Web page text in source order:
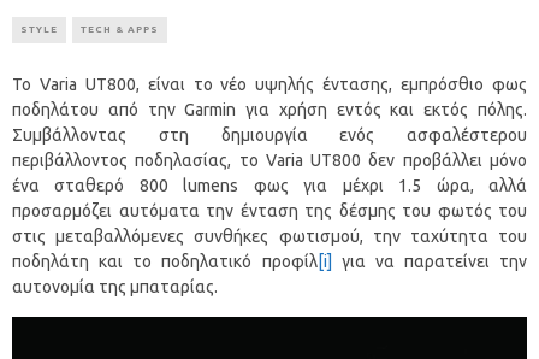
STYLE TECH & APPS
Το Varia UT800, είναι το νέο υψηλής έντασης, εμπρόσθιο φως
ποδηλάτου από την Garmin για χρήση εντός και εκτός πόλης.
Συμβάλλοντας στη δημιουργία ενός ασφαλέστερου
περιβάλλοντος ποδηλασίας, το Varia UT800 δεν προβάλλει μόνο
ένα σταθερό 800 lumens φως για μέχρι 1.5 ώρα, αλλά
προσαρμόζει αυτόματα την ένταση της δέσμης του φωτός του
στις μεταβαλλόμενες συνθήκες φωτισμού, την ταχύτητα του
ποδηλάτη και το ποδηλατικό προφίλ[i] για να παρατείνει την
αυτονομία της μπαταρίας.